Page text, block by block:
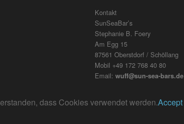
Kontakt
SunSeaBar’s
Stephanie B. Foery
Am Egg 15
87561 Oberstdorf / Schöllang
Mobil +49 172 768 40 80
Email: wuff@sun-sea-bars.de
dass Cookies verwendet werden.Accept